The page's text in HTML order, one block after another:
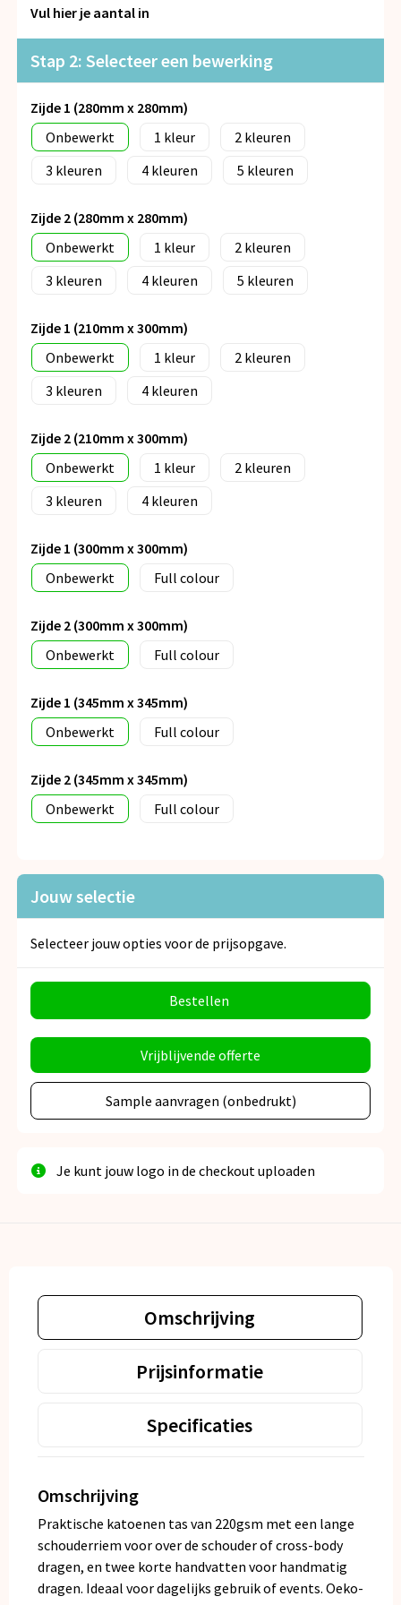
Snoepgoed
Spellen voor binnen en buiten
Veiligheid, Auto en Fiets
Vrije tijd en Strand
Vul hier je aantal in
Stap 2: Selecteer een bewerking
Zijde 1 (280mm x 280mm)
Onbewerkt
1
2
3
4 5
Zijde 2 (280mm x 280mm)
Onbewerkt
1
2
3
4 5
Zijde 1 (210mm x 300mm)
Onbewerkt
1
2
3
4
Zijde 2 (210mm x 300mm)
Onbewerkt
1
2
3
4
Zijde 1 (300mm x 300mm)
Onbewerkt
Full colour
Zijde 2 (300mm x 300mm)
Onbewerkt
Full colour
Zijde 1 (345mm x 345mm)
Onbewerkt
Full colour
Zijde 2 (345mm x 345mm)
Onbewerkt
Full colour
Jouw selectie
Selecteer jouw opties voor de prijsopgave.
Bestellen
Vrijblijvende offerte
Sample aanvragen (onbedrukt)
Je kunt jouw logo in de checkout uploaden
Omschrijving
Prijsinformatie
Specificaties
Omschrijving
Praktische katoenen tas van 220gsm met een lange
schouderriem voor over de schouder of cross-body
dragen, en twee korte handvatten voor handmatig
dragen. Ideaal voor dagelijks gebruik of events. Oeko-